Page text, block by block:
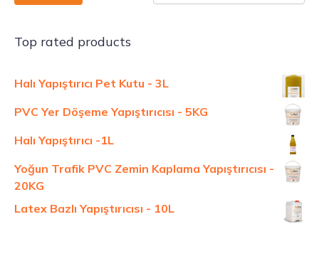
Top rated products
Halı Yapıştırıcı Pet Kutu - 3L
PVC Yer Döşeme Yapıştırıcısı - 5KG
Halı Yapıştırıcı -1L
Yoğun Trafik PVC Zemin Kaplama Yapıştırıcısı -
20KG
Latex Bazlı Yapıştırıcısı - 10L